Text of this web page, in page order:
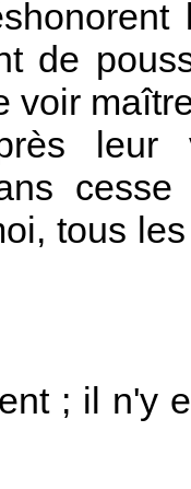
de
voir
tous
; il n'y